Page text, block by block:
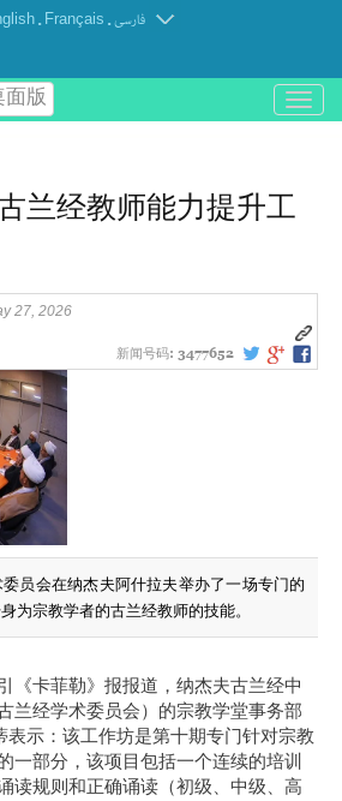
. Français .فارسی
面版
باز
و
兰经教师能力提升工
27, 2026
新闻号码: 3477652
员会在纳杰夫阿什拉夫举办了一场专门的
为宗教学者的古兰经教师的技能。
《卡菲勒》报报道，纳杰夫古兰经中
兰经学术委员会）的宗教学堂事务部
表示：该工作坊是第十期专门针对宗教
一部分，该项目包括一个连续的培训
读规则和正确诵读（初级、中级、高